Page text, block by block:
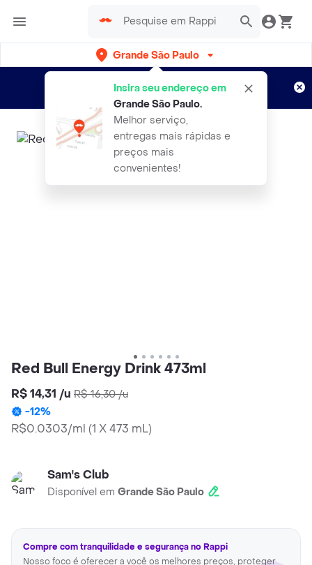
Grande São Paulo
Insira seu endereço em
Grande São Paulo.
Melhor serviço,
entregas mais rápidas e
preços mais
convenientes!
Entregas grátis por 15 dias!
Aplicam T&C
Red Bull Energy Drink 473ml
R$ 14,31 /u R$ 16,30/u
-12%
R$0.0303/ml (1 X 473 mL)
Sam's Club
Disponível em Grande São Paulo
Compre com tranquilidade e segurança no Rappi
Nosso foco é oferecer a você os melhores preços, proteger